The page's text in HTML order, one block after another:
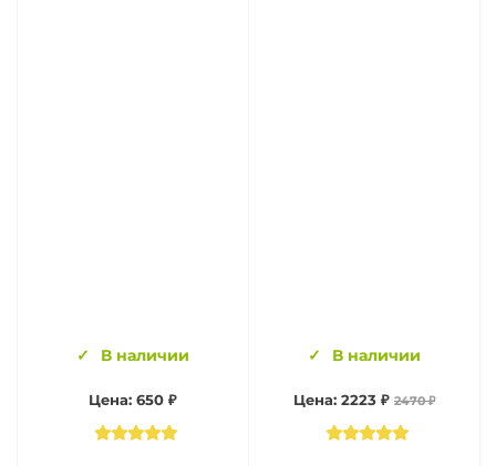
В наличии
Цена: 650 ₽
В наличии
Цена: 2223 ₽ 2470 ₽